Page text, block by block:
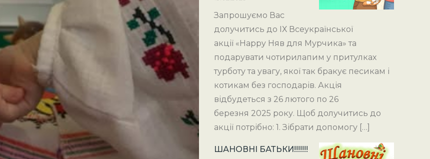
Запрошуємо Вас
долучитись до ІХ Всеукраїнської
акції «Happy Няв для Мурчика» та
подарувати чотирилапим у притулках
турботу та увагу, якої так бракує песикам і
котикам без господарів. Акція
відбудеться з 26 лютого по 26
березня 2025 року. Щоб долучитись до
акції потрібно: 1. Зібрати допомогу […]
ШАНОВНІ БАТЬКИ!!!!!!!